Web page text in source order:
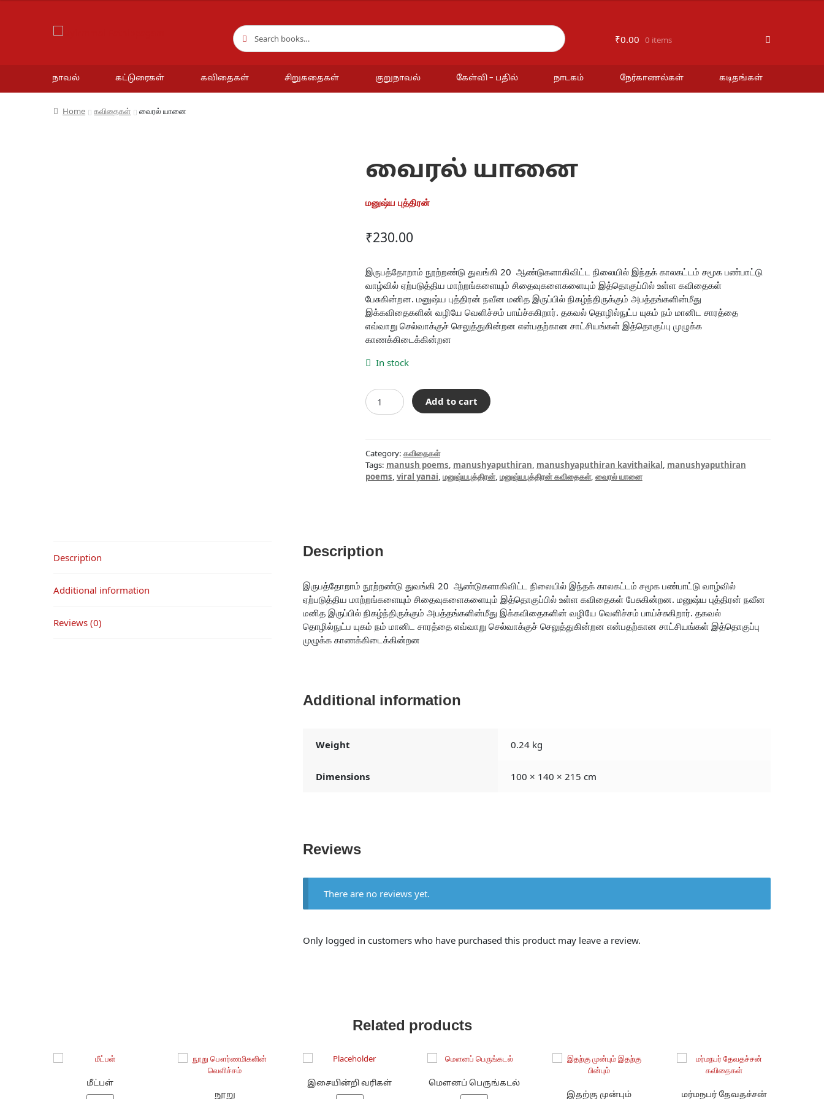
Search
for:
Search
₹0.00 0 items
நாவல் கட்டுரைகள் கவிதைகள் சிறுகதைகள் குறுநாவல் கேள்வி – பதில் நாடகம் நேர்காணல்கள் கடிதங்கள்
Home கவிதைகள் வைரல் யானை
வைரல் யானை
மனுஷ்ய புத்திரன்
₹230.00
இருபத்தோறாம் நூற்றண்டு துவங்கி 20 ஆண்டுகளாகிவிட்ட நிலையில் இந்தக் காலகட்டம் சமூக பண்பாட்டு
வாழ்வில் ஏற்படுத்திய மாற்றங்களையும் சிதைவுகளைகளையும் இத்தொகுப்பில் உள்ள கவிதைகள்
பேசுகின்றன. மனுஷ்ய புத்திரன் நவீன மனித இருப்பில் நிகழ்ந்திருக்கும் அபத்தங்களின்மீது
இக்கவிதைகளின் வழியே வெளிச்சம் பாய்ச்சுகிறார். தகவல் தொழில்நுட்ப யுகம் நம் மானிட சாரத்தை
எவ்வாறு செல்வாக்குச் செலுத்துகின்றன என்பதற்கான சாட்சியங்கள் இத்தொகுப்பு முழுக்க
காணக்கிடைக்கின்றன
In stock
வைரல்
யானை
Add to cart
Category: கவிதைகள்
Tags: manush poems, manushyaputhiran, manushyaputhiran kavithaikal, manushyaputhiran
poems, viral yanai, மனுஷ்யபுத்திரன், மனுஷ்யபுத்திரன் கவிதைகள், வைரல் யானை
Description
Additional information
Reviews (0)
Description
இருபத்தோறாம் நூற்றண்டு துவங்கி 20 ஆண்டுகளாகிவிட்ட நிலையில் இந்தக் காலகட்டம் சமூக பண்பாட்டு வாழ்வில்
ஏற்படுத்திய மாற்றங்களையும் சிதைவுகளைகளையும் இத்தொகுப்பில் உள்ள கவிதைகள் பேசுகின்றன. மனுஷ்ய புத்திரன் நவீன
மனித இருப்பில் நிகழ்ந்திருக்கும் அபத்தங்களின்மீது இக்கவிதைகளின் வழியே வெளிச்சம் பாய்ச்சுகிறார். தகவல்
தொழில்நுட்ப யுகம் நம் மானிட சாரத்தை எவ்வாறு செல்வாக்குச் செலுத்துகின்றன என்பதற்கான சாட்சியங்கள் இத்தொகுப்பு
முழுக்க காணக்கிடைக்கின்றன
Additional information
Weight 0.24 kg
Dimensions 100 × 140 × 215 cm
Reviews
There are no reviews yet.
Only logged in customers who have purchased this product may leave a review.
Related products
மீட்பள்
நூறு
இசையின்றி வரிகள் மௌனப் பெருங்கடல்
இதற்கு முன்பும்
மர்மநபர் தேவதச்சன்